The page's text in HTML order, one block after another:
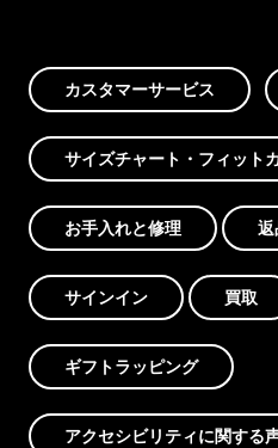
カスタマーサービス
サイズチャート・フィット
お手入れと修理
サインイン 買取
ギフトラッピング
アクセシビリティに関する